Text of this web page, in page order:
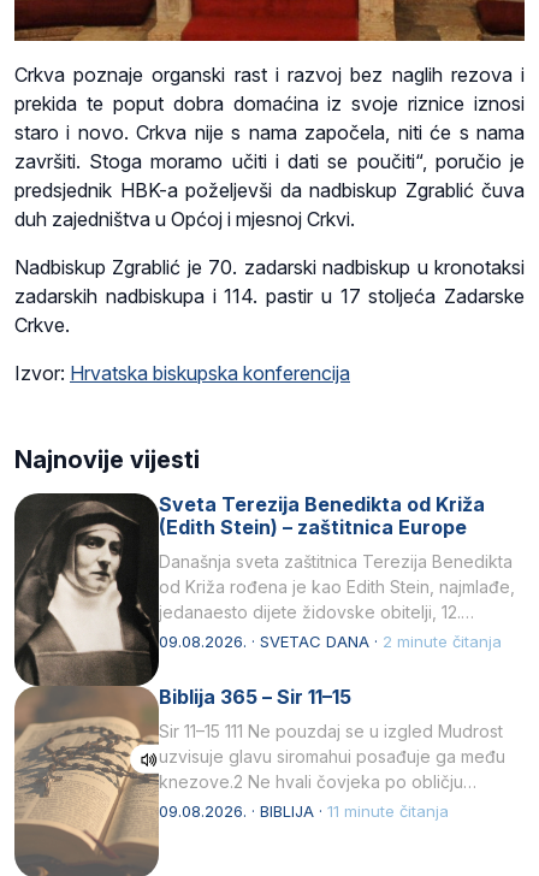
Crkva poznaje organski rast i razvoj bez naglih rezova i
prekida te poput dobra domaćina iz svoje riznice iznosi
staro i novo. Crkva nije s nama započela, niti će s nama
završiti. Stoga moramo učiti i dati se poučiti“, poručio je
predsjednik HBK-a poželjevši da nadbiskup Zgrablić čuva
duh zajedništva u Općoj i mjesnoj Crkvi.
Nadbiskup Zgrablić je 70. zadarski nadbiskup u kronotaksi
zadarskih nadbiskupa i 114. pastir u 17 stoljeća Zadarske
Crkve.
Izvor: Hrvatska biskupska konferencija
Najnovije vijesti
Sveta Terezija Benedikta od Križa
(Edith Stein) – zaštitnica Europe
Današnja sveta zaštitnica Terezija Benedikta
od Križa rođena je kao Edith Stein, najmlađe,
jedanaesto dijete židovske obitelji, 12.
listopada 1891, u Wrocławu…
09.08.2026. · SVETAC DANA · 2 minute čitanja
Biblija 365 – Sir 11–15
Sir 11–15 111 Ne pouzdaj se u izgled Mudrost
uzvisuje glavu siromahui posađuje ga među
knezove.2 Ne hvali čovjeka po obličju
njegovui…
09.08.2026. · BIBLIJA · 11 minute čitanja